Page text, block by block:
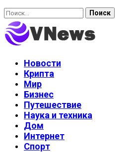
Найти:
Новости
Крипта
Мир
Бизнес
Путешествие
Наука и техника
Дом
Интернет
Спорт